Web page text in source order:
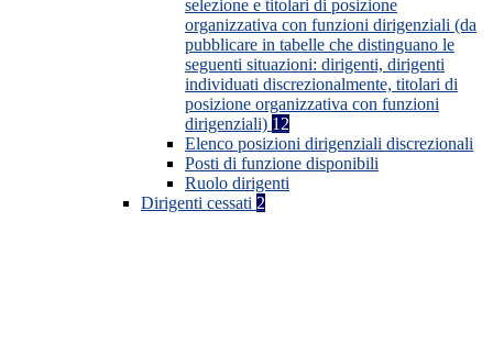
selezione e titolari di posizione
organizzativa con funzioni dirigenziali (da
pubblicare in tabelle che distinguano le
seguenti situazioni: dirigenti, dirigenti
individuati discrezionalmente, titolari di
posizione organizzativa con funzioni
dirigenziali) 12
Elenco posizioni dirigenziali discrezionali
Posti di funzione disponibili
Ruolo dirigenti
Dirigenti cessati 2